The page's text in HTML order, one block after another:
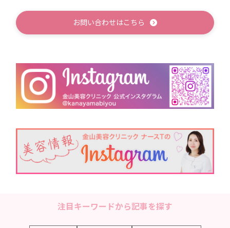
お問い合わせはこちら
注目キーワードから記事を探す